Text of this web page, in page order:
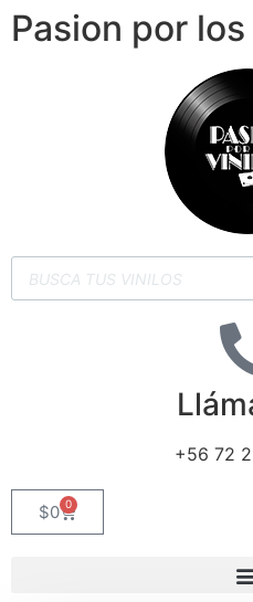
Pasion por
+56 72
$0 0